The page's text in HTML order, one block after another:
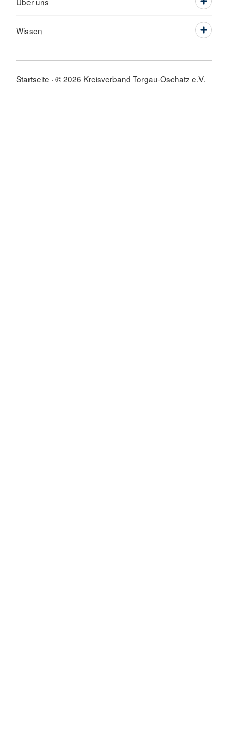
Wissen
Startseite © 2026 Kreisverband Torgau-Oschatz e.V.